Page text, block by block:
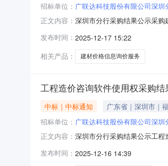
招标单位： 广联达科技股份有限公司深圳
正文内容： 深圳市分行采购结果公示采
有限公司四、入选供应商：北
价15元/条（含税）,广州市中报
发布时间： 2025-12-17 15:22
相关产品：
建材价格信息询价服务
工程造价咨询软件使用权采购
中标｜中标通知 广东省｜深圳市｜
招标单位： 广联达科技股份有限公司深圳
正文内容： 深圳市分行采购结果公示工
采购价格（元）：57.5万元（
发布时间： 2025-12-16 14:39